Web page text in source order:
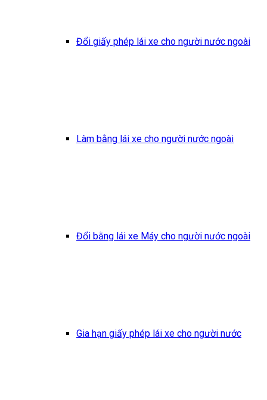
Đổi giấy phép lái xe cho người nước ngoài
Làm bằng lái xe cho người nước ngoài
Đổi bằng lái xe Máy cho người nước ngoài
Gia hạn giấy phép lái xe cho người nước